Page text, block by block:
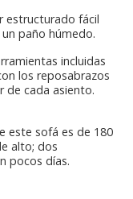
estructurado fácil
paño húmedo.
incluidas
los reposabrazos
de cada asiento.
este sofá es de 180
alto; dos
pocos días.